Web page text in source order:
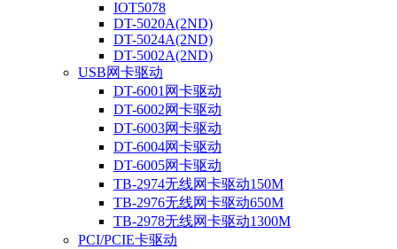
IOT5078
DT-5020A(2ND)
DT-5024A(2ND)
DT-5002A(2ND)
USB网卡驱动
DT-6001网卡驱动
DT-6002网卡驱动
DT-6003网卡驱动
DT-6004网卡驱动
DT-6005网卡驱动
TB-2974无线网卡驱动150M
TB-2976无线网卡驱动650M
TB-2978无线网卡驱动1300M
PCI/PCIE卡驱动